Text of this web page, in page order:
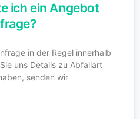
ich ein Angebot
in der Regel innerhalb
uns Details zu Abfallart
senden wir